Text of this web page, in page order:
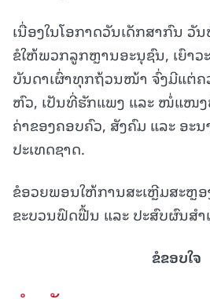
ເນື່ອງໃນໂອກາດວັນເດັກສາກົນ ວັ
ຂໍໃຫ້ພວກລູກຫຼານອະນຸຊົນ, ເຍົາວ
ບັນດາເຜົ່າທຸກຖ້ວນໜ້າ ຈົ່ງມີແຕ່ຄ
ຫົວ, ເປັນທີ່ຮັກແພງ ແລະ ໜໍ່ແໜງ
ຄ່າຂອງຄອບຄົວ, ສັງຄົມ ແລະ ອະ
ປະເທດຊາດ.
ຂໍອວຍພອນໃຫ້ການສະເຫຼີມສະຫຼ
ຂະບວນຟົດຟື້ນ ແລະ ປະສົບຜົນສຳ
ຂໍຂອບໃຈ